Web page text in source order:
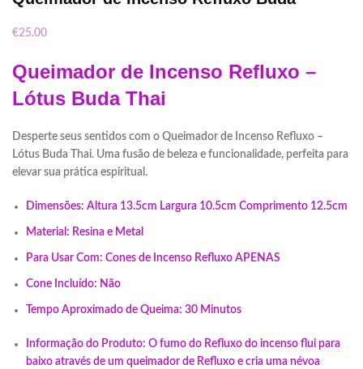
€25.00
Queimador de Incenso Refluxo –
Lótus Buda Thai
Desperte seus sentidos com o Queimador de Incenso Refluxo –
Lótus Buda Thai. Uma fusão de beleza e funcionalidade, perfeita para
elevar sua prática espiritual.
Dimensões: Altura 13.5cm Largura 10.5cm Comprimento 12.5cm
Material: Resina e Metal
Para Usar Com: Cones de Incenso Refluxo APENAS
Cone Incluído: Não
Tempo Aproximado de Queima: 30 Minutos
Informação do Produto: O fumo do Refluxo do incenso flui para
baixo através de um queimador de Refluxo e cria uma névoa